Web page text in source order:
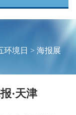
环境日 > 海报展
·天津